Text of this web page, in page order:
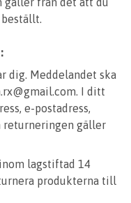
dig. Meddelandet ska
. I ditt
e-postadress,
returneringen gäller
lagstiftad 14
produkterna till